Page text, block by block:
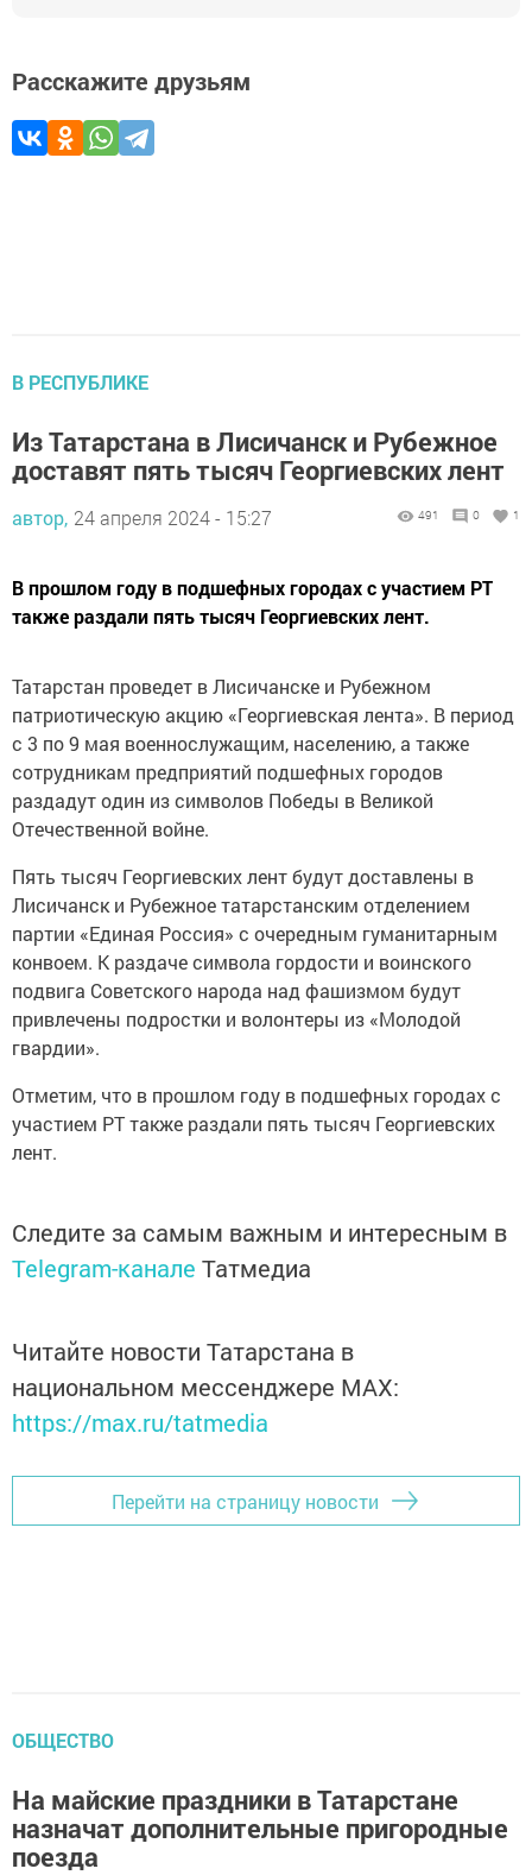
Расскажите друзьям
В РЕСПУБЛИКЕ
Из Татарстана в Лисичанск и Рубежное
доставят пять тысяч Георгиевских лент
автор, 24 апреля 2024 - 15:27 491 0 1
В прошлом году в подшефных городах с участием РТ
также раздали пять тысяч Георгиевских лент.
Татарстан проведет в Лисичанске и Рубежном
патриотическую акцию «Георгиевская лента». В период
с 3 по 9 мая военнослужащим, населению, а также
сотрудникам предприятий подшефных городов
раздадут один из символов Победы в Великой
Отечественной войне.
Пять тысяч Георгиевских лент будут доставлены в
Лисичанск и Рубежное татарстанским отделением
партии «Единая Россия» с очередным гуманитарным
конвоем. К раздаче символа гордости и воинского
подвига Советского народа над фашизмом будут
привлечены подростки и волонтеры из «Молодой
гвардии».
Отметим, что в прошлом году в подшефных городах с
участием РТ также раздали пять тысяч Георгиевских
лент.
Следите за самым важным и интересным в
Telegram-канале Татмедиа
Читайте новости Татарстана в
национальном мессенджере MАХ:
https://max.ru/tatmedia
Перейти на страницу новости
ОБЩЕСТВО
На майские праздники в Татарстане
назначат дополнительные пригородные
поезда